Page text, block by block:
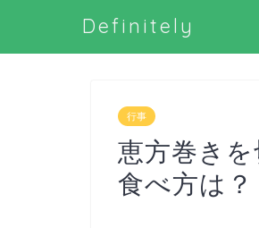
Definitely
行事
恵方巻き
食べ方は？